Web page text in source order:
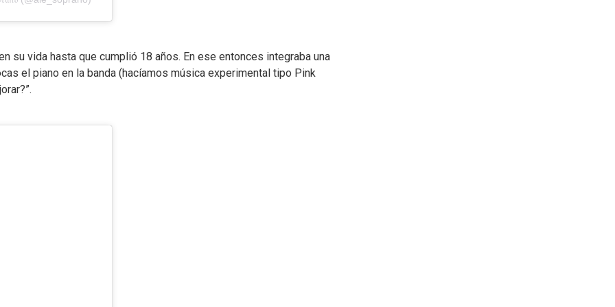
su vida hasta que cumplió 18 años. En ese entonces integraba una
el piano en la banda (hacíamos música experimental tipo Pink